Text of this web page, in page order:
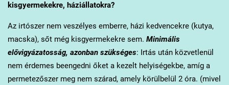
kisgyermekekre, háziállatokra?
Az irtószer nem veszélyes emberre, házi kedvencekre (kutya,
macska), sőt még kisgyermekekre sem. Minimális
elővigyázatosság, azonban szükséges: Irtás után közvetlenül
nem érdemes beengedni őket a kezelt helyiségekbe, amíg a
permetezőszer meg nem szárad, amely körülbelül 2 óra. (mivel